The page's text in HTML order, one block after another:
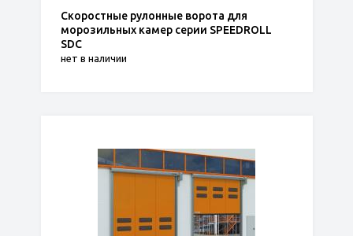
Скоростные рулонные ворота для
морозильных камер серии SPEEDROLL
SDC
нет в наличии